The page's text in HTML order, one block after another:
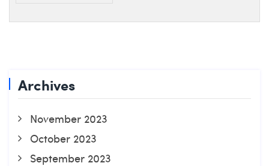
Archives
November 2023
October 2023
September 2023